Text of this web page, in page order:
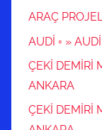
ARAÇ
AUDİ ◦ »
ÇEKİ DEMİRİ
ANKARA
ÇEKİ DEMİRİ